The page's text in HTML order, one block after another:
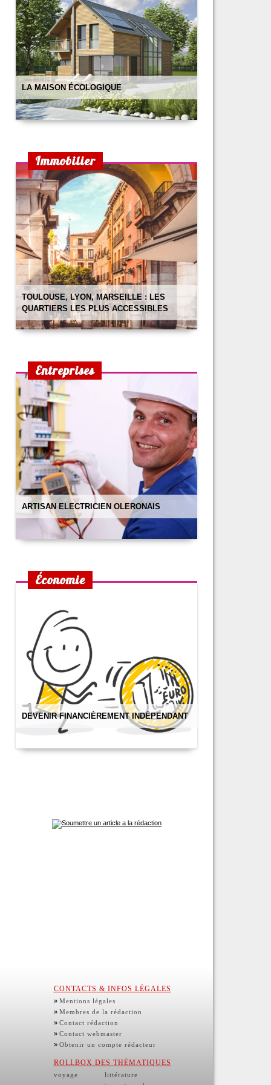
LA MAISON ÉCOLOGIQUE
Immobilier
TOULOUSE, LYON, MARSEILLE : LES
QUARTIERS LES PLUS ACCESSIBLES
Entreprises
ARTISAN ELECTRICIEN OLERONAIS
Économie
DEVENIR FINANCIÈREMENT INDÉPENDANT
CONTACTS & INFOS LÉGALES
» Mentions légales
» Membres de la rédaction
» Contact rédaction
» Contact webmaster
» Obtenir un compte rédacteur
ROLLBOX DES THÉMATIQUES
voyage
littérature